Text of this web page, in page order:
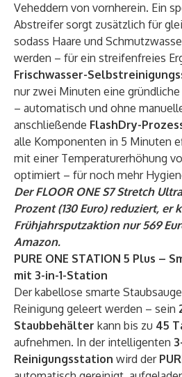
Veheddern von vornherein. Ein
Abstreifer sorgt zusätzlich für
sodass Haare und
werden – für ein streifenfreies
Frischwasser-
nur zwei Minuten eine
– automatisch und ohne
anschließende FlashDry-
alle Komponenten in 5 Minuten
mit einer Temperaturerhöhung
optimiert – für noch mehr
Der FLOOR ONE S7 Stretch
Prozent (130 Euro) reduziert, er
Frühjahrsputzaktion nur 569
Amazon.
PURE ONE STATION 5 Plus –
mit 3-in-1-Station
Der kabellose smarte
Reinigung geleert werden – sein
Staubbehälter kann bis zu 45
aufnehmen. In der intelligenten
Reinigungsstation wird der